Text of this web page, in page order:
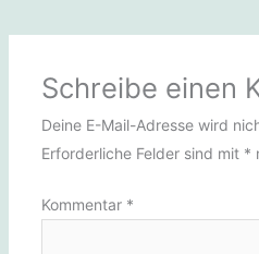
Schreibe einen
Deine E-Mail-Adresse wird
Erforderliche Felder sind mit *
Kommentar *